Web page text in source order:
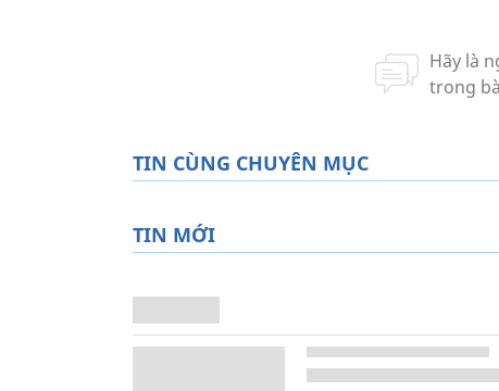
TIN CÙNG CHUYÊN MỤC
TIN MỚI